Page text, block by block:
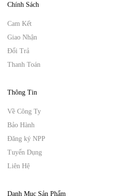
Chính Sách
Cam Kết
Giao Nhận
Đổi Trả
Thanh Toán
Thông Tin
Về Công Ty
Bảo Hành
Đăng ký NPP
Tuyển Dụng
Liên Hệ
Danh Mục Sản Phẩm